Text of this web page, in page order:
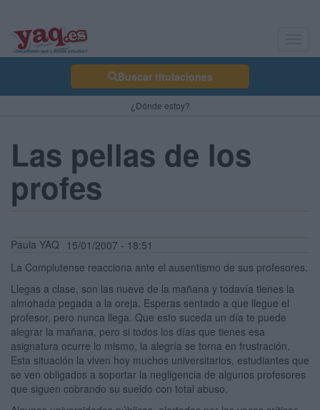
Buscar titulaciones
¿Dónde estoy?
Las pellas de los
profes
Paula YAQ 15/01/2007 - 18:51
La Complutense reacciona ante el ausentismo de sus profesores.
Llegas a clase, son las nueve de la mañana y todavía tienes la
almohada pegada a la oreja. Esperas sentado a que llegue el
profesor, pero nunca llega. Que esto suceda un día te puede
alegrar la mañana, pero si todos los días que tienes esa
asignatura ocurre lo mismo, la alegría se torna en frustración.
Esta situación la viven hoy muchos universitarios, estudiantes que
se ven obligados a soportar la negligencia de algunos profesores
que siguen cobrando su sueldo con total abuso.